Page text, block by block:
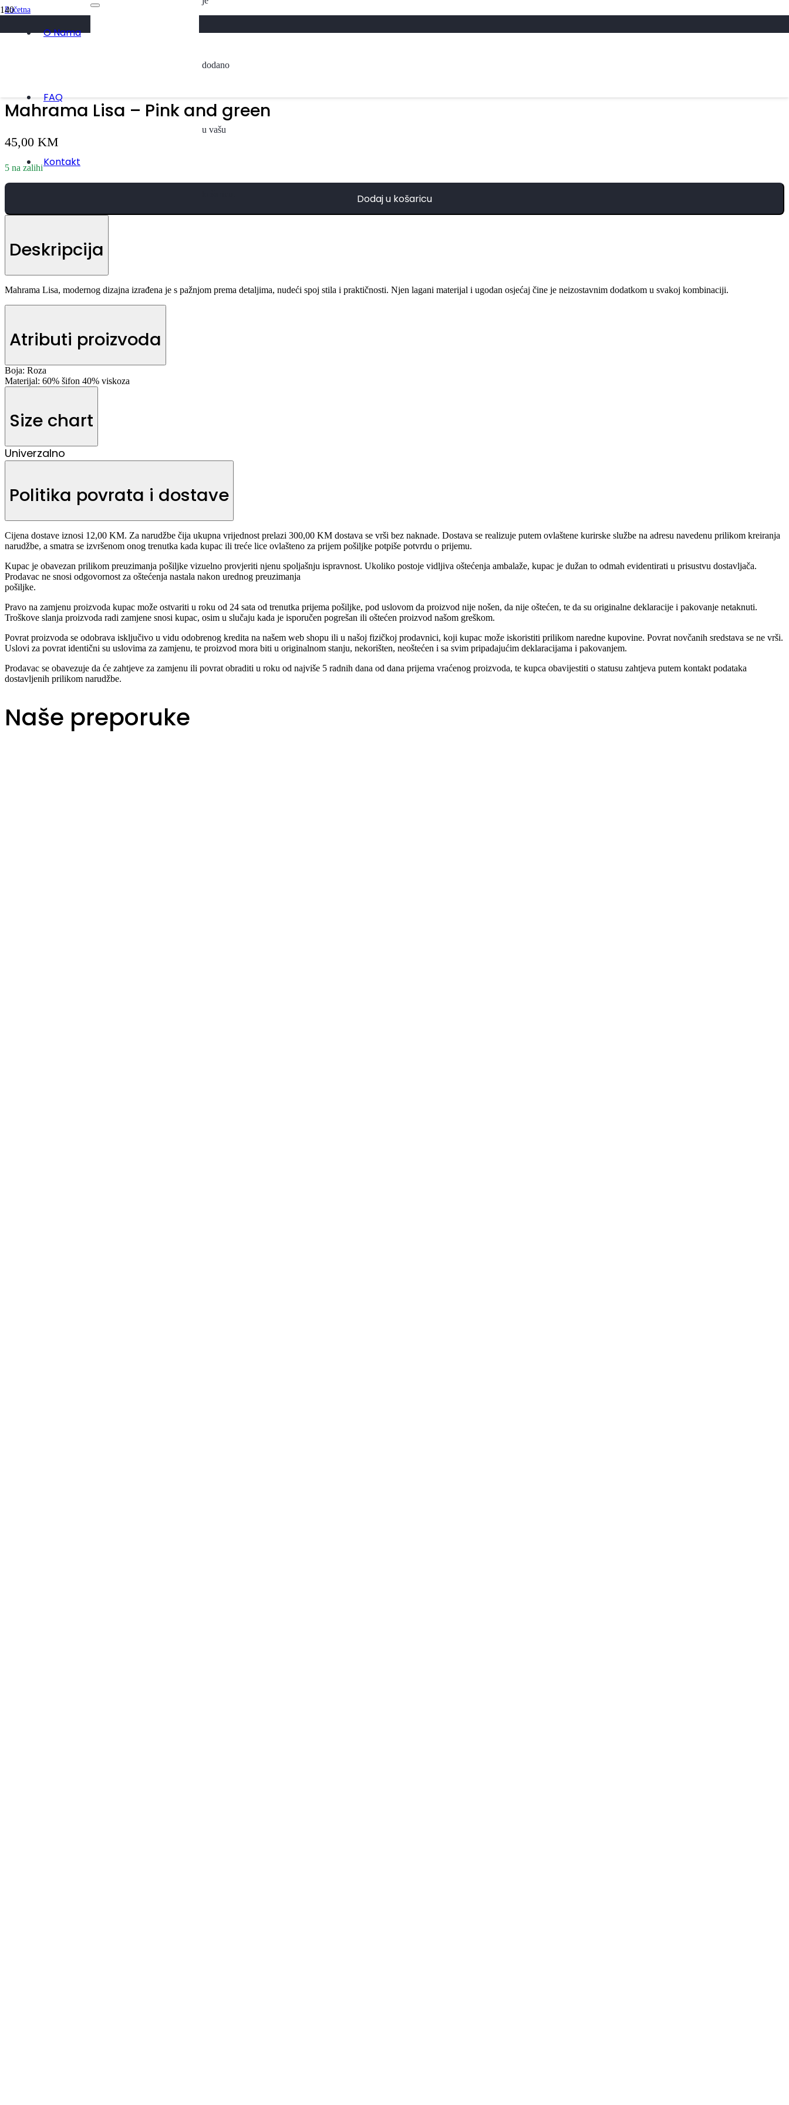
O Nama
FAQ
Kontakt
dodano
u vašu
Početna
Svi Proizvodi
Mahrama Lisa – Pink and green
45,00 KM
5 na zalihi
Dodaj u košaricu
Deskripcija
Mahrama Lisa, modernog dizajna izrađena je s pažnjom prema detaljima, nudeći spoj stila i praktičnosti. Njen lagani materijal i ugodan osjećaj čine je neizostavnim dodatkom u svakoj kombinaciji.
Atributi proizvoda
Boja: Roza
Materijal: 60% šifon 40% viskoza
Size chart
Univerzalno
Politika povrata i dostave
Cijena dostave iznosi 12,00 KM. Za narudžbe čija ukupna vrijednost prelazi 300,00 KM dostava se vrši bez naknade. Dostava se realizuje putem ovlaštene kurirske službe na adresu navedenu prilikom kreiranja
narudžbe, a smatra se izvršenom onog trenutka kada kupac ili treće lice ovlašteno za prijem pošiljke potpiše potvrdu o prijemu.
Kupac je obavezan prilikom preuzimanja pošiljke vizuelno provjeriti njenu spoljašnju ispravnost. Ukoliko postoje vidljiva oštećenja ambalaže, kupac je dužan to odmah evidentirati u prisustvu dostavljača.
Prodavac ne snosi odgovornost za oštećenja nastala nakon urednog preuzimanja
pošiljke.
Pravo na zamjenu proizvoda kupac može ostvariti u roku od 24 sata od trenutka prijema pošiljke, pod uslovom da proizvod nije nošen, da nije oštećen, te da su originalne deklaracije i pakovanje netaknuti.
Troškove slanja proizvoda radi zamjene snosi kupac, osim u slučaju kada je isporučen pogrešan ili oštećen proizvod našom greškom.
Povrat proizvoda se odobrava isključivo u vidu odobrenog kredita na našem web shopu ili u našoj fizičkoj prodavnici, koji kupac može iskoristiti prilikom naredne kupovine. Povrat novčanih sredstava se ne vrši.
Uslovi za povrat identični su uslovima za zamjenu, te proizvod mora biti u originalnom stanju, nekorišten, neoštećen i sa svim pripadajućim deklaracijama i pakovanjem.
Prodavac se obavezuje da će zahtjeve za zamjenu ili povrat obraditi u roku od najviše 5 radnih dana od dana prijema vraćenog proizvoda, te kupca obavijestiti o statusu zahtjeva putem kontakt podataka
dostavljenih prilikom narudžbe.
Naše preporuke